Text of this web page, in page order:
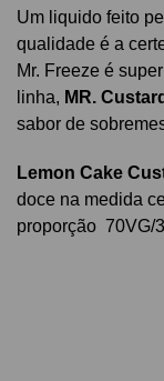
Um liquido feito
qualidade é a
Mr. Freeze é
linha, MR. Custard
sabor de
Lemon Cake
doce na medida
proporção 70VG/